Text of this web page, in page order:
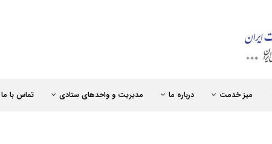
میز خدمت درباره ما مدیریت و واحدهای ستادی تماس با ما